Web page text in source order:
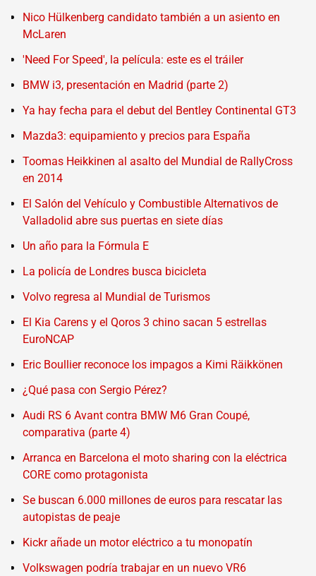
Nico Hülkenberg candidato también a un asiento en
McLaren
'Need For Speed', la película: este es el tráiler
BMW i3, presentación en Madrid (parte 2)
Ya hay fecha para el debut del Bentley Continental GT3
Mazda3: equipamiento y precios para España
Toomas Heikkinen al asalto del Mundial de RallyCross
en 2014
El Salón del Vehículo y Combustible Alternativos de
Valladolid abre sus puertas en siete días
Un año para la Fórmula E
La policía de Londres busca bicicleta
Volvo regresa al Mundial de Turismos
El Kia Carens y el Qoros 3 chino sacan 5 estrellas
EuroNCAP
Eric Boullier reconoce los impagos a Kimi Räikkönen
¿Qué pasa con Sergio Pérez?
Audi RS 6 Avant contra BMW M6 Gran Coupé,
comparativa (parte 4)
Arranca en Barcelona el moto sharing con la eléctrica
CORE como protagonista
Se buscan 6.000 millones de euros para rescatar las
autopistas de peaje
Kickr añade un motor eléctrico a tu monopatín
Volkswagen podría trabajar en un nuevo VR6